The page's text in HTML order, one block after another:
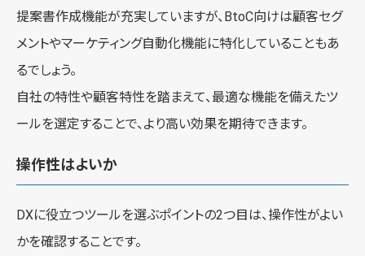
提案書作成機能が充実していますが、BtoC向けは顧客セグ
メントやマーケティング自動化機能に特化していることもあ
るでしょう。
自社の特性や顧客特性を踏まえて、最適な機能を備えたツ
ールを選定することで、より高い効果を期待できます。
操作性はよいか
DXに役立つツールを選ぶポイントの2つ目は、操作性がよい
かを確認することです。